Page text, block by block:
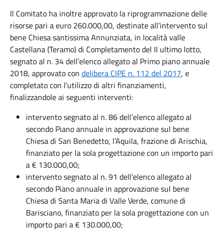
Il Comitato ha inoltre approvato la riprogrammazione delle
risorse pari a euro 260.000,00, destinate all’intervento sul
bene Chiesa santissima Annunziata, in località valle
Castellana (Teramo) di Completamento del II ultimo lotto,
segnato al n. 34 dell’elenco allegato al Primo piano annuale
2018, approvato con delibera CIPE n. 112 del 2017, e
completato con l’utilizzo di altri finanziamenti,
finalizzandole ai seguenti interventi:
intervento segnato al n. 86 dell’elenco allegato al
secondo Piano annuale in approvazione sul bene
Chiesa di San Benedetto, l’Aquila, frazione di Arischia,
finanziato per la sola progettazione con un importo pari
a € 130.000,00;
intervento segnato al n. 91 dell’elenco allegato al
secondo Piano annuale in approvazione sul bene
Chiesa di Santa Maria di Valle Verde, comune di
Barisciano, finanziato per la sola progettazione con un
importo pari a € 130.000,00;